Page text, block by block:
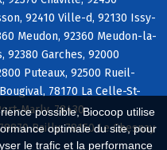
possible, Biocoop utilise
optimale du site, pour
le trafic et la performance
92410 Ville-d, 92130 Issy-
Meudon, 92360 Meudon-la-
92380 Garches, 92000
Puteaux, 92500 Rueil-
78170 La Celle-St-
Marly, 78430
Bailly, 78150 Le Chesnay